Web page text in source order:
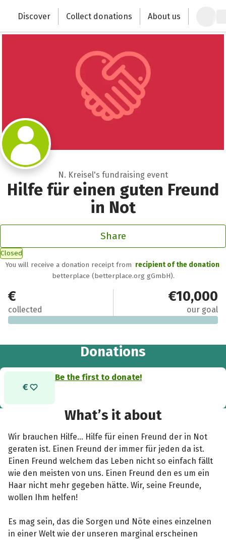
Change the world with your donation
Discover Collect donations About us
N. Kreisel's fundraising event
Hilfe für einen guten Freund
in Not
Share
Closed
You will receive a donation receipt from recipient of the donation
betterplace (betterplace.org gGmbH).
€0
collected
€10,000
our goal
Donations
Be the first to donate!
What’s it about
Wir brauchen Hilfe... Hilfe für einen Freund der in Not
geraten ist. Einen Freund der immer für jeden da ist.
Einen Freund welchem das Leben nicht so einfach fällt
wie den meisten von uns. Einen Freund den es um ein
Haar nicht mehr gegeben hätte. Wir, seine Freunde,
wollen Ihm helfen!
Es mag sein, das die Sorgen und Nöte eines einzelnen
in einer Welt wie der unseren marginal erscheinen